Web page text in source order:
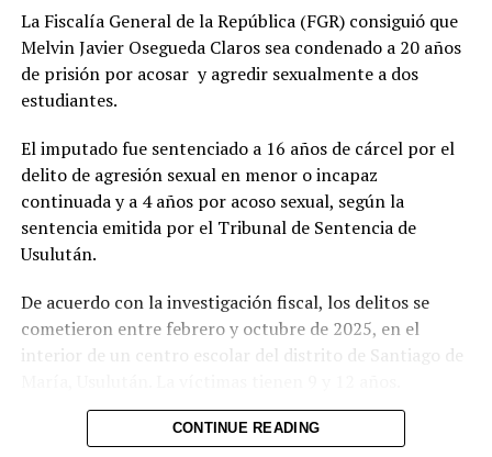
La Fiscalía General de la República (FGR) consiguió que
Melvin Javier Osegueda Claros sea condenado a 20 años
de prisión por acosar y agredir sexualmente a dos
estudiantes.
El imputado fue sentenciado a 16 años de cárcel por el
delito de agresión sexual en menor o incapaz
continuada y a 4 años por acoso sexual, según la
sentencia emitida por el Tribunal de Sentencia de
Usulután.
De acuerdo con la investigación fiscal, los delitos se
cometieron entre febrero y octubre de 2025, en el
interior de un centro escolar del distrito de Santiago de
CONTINUE READING